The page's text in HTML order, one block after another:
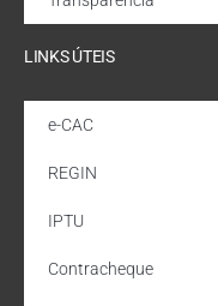
LINKS ÚTEIS
e-CAC
REGIN
IPTU
Contracheque